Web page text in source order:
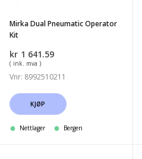
Mirka Dual Pneumatic Operator
Kit
kr 1 641.59
( ink. mva )
Vnr: 8992510211
KJØP
Nettlager Bergen